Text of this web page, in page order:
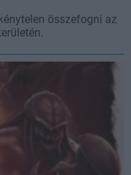
összefogni az